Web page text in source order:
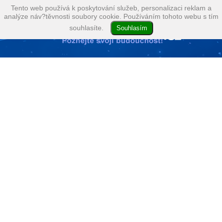
Tento web používá k poskytování služeb, personalizaci reklam a
analýze náv?těvnosti soubory cookie. Používáním tohoto webu s tím
souhlasíte.